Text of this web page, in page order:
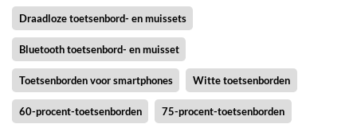
Draadloze toetsenbord- en muissets
Bluetooth toetsenbord- en muisset
Toetsenborden voor smartphones Witte toetsenborden
60-procent-toetsenborden 75-procent-toetsenborden